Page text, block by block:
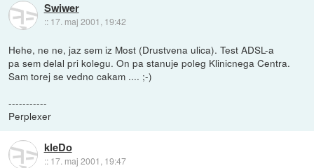
Swiwer
:: 17. maj 2001, 19:42
Hehe, ne ne, jaz sem iz Most (Drustvena ulica). Test ADSL-a
pa sem delal pri kolegu. On pa stanuje poleg Klinicnega Centra.
Sam torej se vedno cakam .... ;-)
-----------
Perplexer
kleDo
:: 17. maj 2001, 19:47